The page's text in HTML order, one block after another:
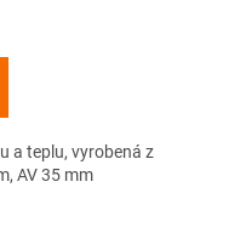
a teplu, vyrobená z
AV 35 mm